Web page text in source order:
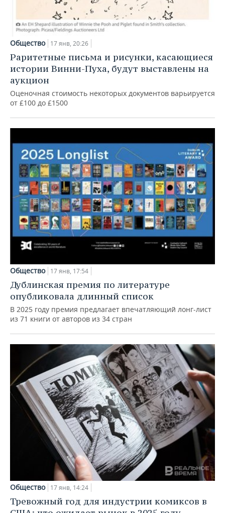
Общество 17 янв, 20:26
Раритетные письма и рисунки, касающиеся
истории Винни-Пуха, будут выставлены на
аукцион
Оценочная стоимость некоторых документов варьируется
от £100 до £1500
Общество 17 янв, 17:54
Дублинская премия по литературе
опубликовала длинный список
В 2025 году премия предлагает впечатляющий лонг-лист
из 71 книги от авторов из 34 стран
Общество 17 янв, 14:24
Тревожный год для индустрии комиксов в